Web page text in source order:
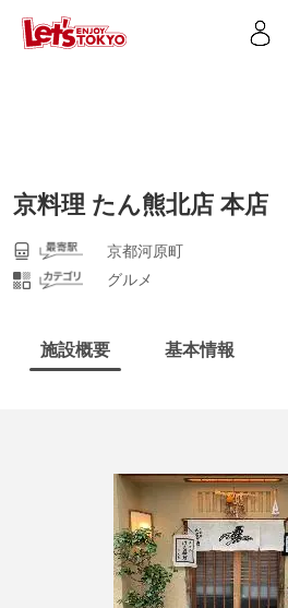
京料理 たん熊北店 本店
京都河原町
グルメ
施設概要 基本情報